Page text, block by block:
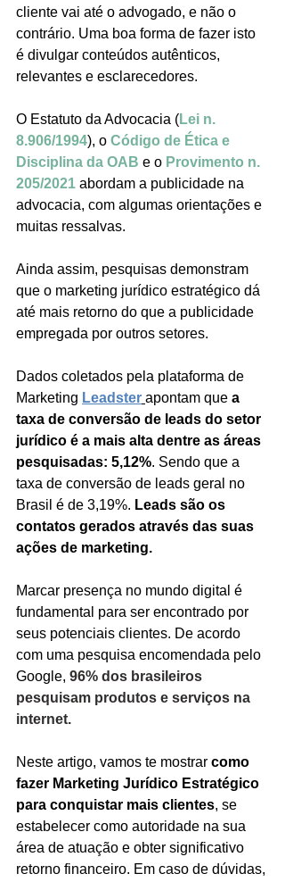
cliente vai até o advogado, e não o
contrário. Uma boa forma de fazer isto
é divulgar conteúdos autênticos,
relevantes e esclarecedores.
O Estatuto da Advocacia (Lei n.
8.906/1994), o Código de Ética e
Disciplina da OAB e o Provimento n.
205/2021 abordam a publicidade na
advocacia, com algumas orientações e
muitas ressalvas.
Ainda assim, pesquisas demonstram
que o marketing jurídico estratégico dá
até mais retorno do que a publicidade
empregada por outros setores.
Dados coletados pela plataforma de
Marketing Leadster apontam que a
taxa de conversão de leads do setor
jurídico é a mais alta dentre as áreas
pesquisadas: 5,12%. Sendo que a
taxa de conversão de leads geral no
Brasil é de 3,19%. Leads são os
contatos gerados através das suas
ações de marketing.
Marcar presença no mundo digital é
fundamental para ser encontrado por
seus potenciais clientes. De acordo
com uma pesquisa encomendada pelo
Google, 96% dos brasileiros
pesquisam produtos e serviços na
internet.
Neste artigo, vamos te mostrar como
fazer Marketing Jurídico Estratégico
para conquistar mais clientes, se
estabelecer como autoridade na sua
área de atuação e obter significativo
retorno financeiro. Em caso de dúvidas,